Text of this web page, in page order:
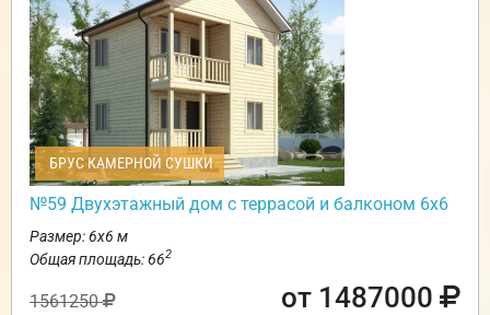
БРУС КАМЕРНОЙ СУШКИ
№59 Двухэтажный дом с террасой и балконом 6х6
Размер: 6х6 м
Общая площадь: 662
1561250 от 1487000